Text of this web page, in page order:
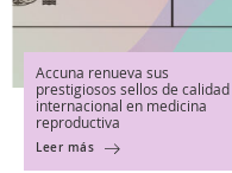
Accuna renueva sus
prestigiosos sellos de calidad
internacional en medicina
reproductiva
Leer más